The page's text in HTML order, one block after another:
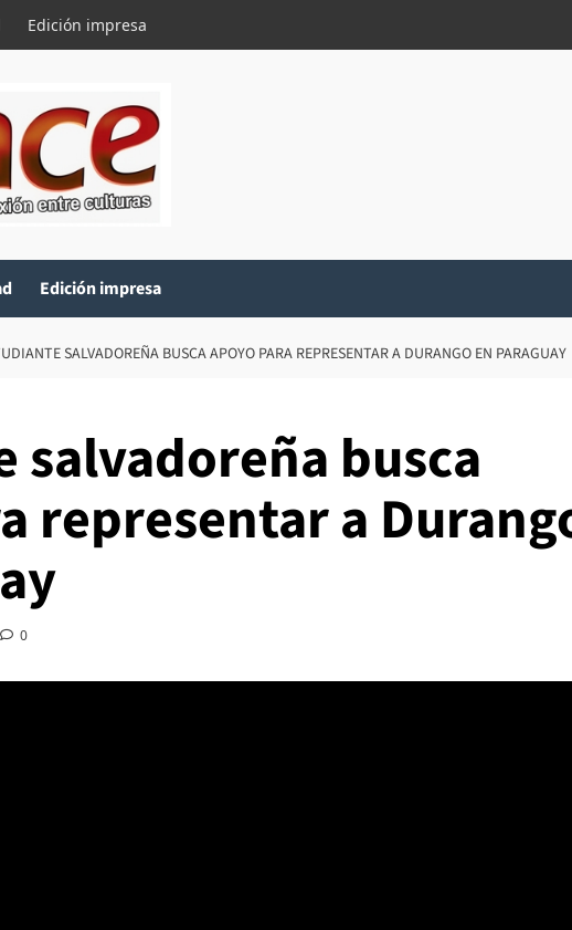
Edición impresa
Edición impresa
SALVADOREÑA BUSCA APOYO PARA REPRESENTAR A DURANGO EN PARAGUAY
salvadoreña busca
representar a
0